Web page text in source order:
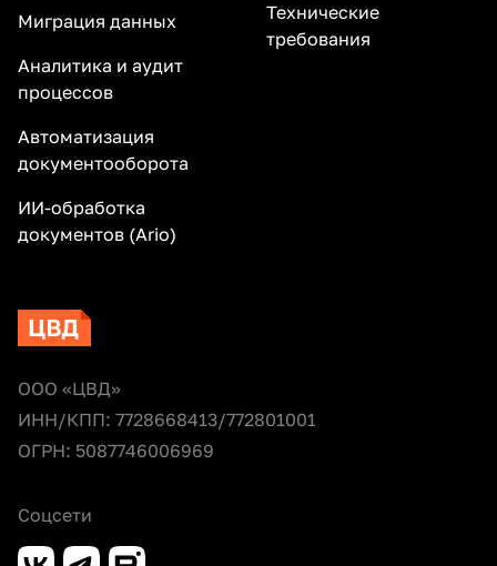
Миграция данных
Аналитика и аудит
процессов
Автоматизация
документооборота
ИИ-обработка
документов (Ario)
Технические
требования
ООО «ЦВД»
ИНН/КПП: 7728668413/772801001
ОГРН: 5087746006969
Соцсети